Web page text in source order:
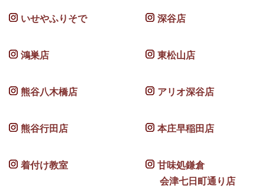
いせやふりそで 深谷店
鴻巣店 東松山店
熊谷八木橋店 アリオ深谷店
熊谷行田店 本庄早稲田店
着付け教室
甘味処鎌倉
会津七日町通り店